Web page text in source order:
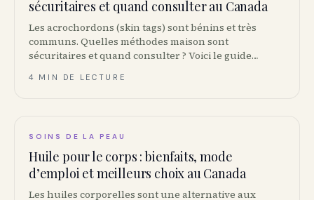
sécuritaires et quand consulter au Canada
Les acrochordons (skin tags) sont bénins et très
communs. Quelles méthodes maison sont
sécuritaires et quand consulter ? Voici le guide
RAMQ/OHIP/MSP.
4 MIN DE LECTURE
SOINS DE LA PEAU
Huile pour le corps : bienfaits, mode
d’emploi et meilleurs choix au Canada
Les huiles corporelles sont une alternative aux